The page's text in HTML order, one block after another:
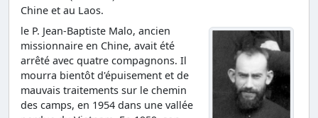
Chine et au Laos.
le P. Jean-Baptiste Malo, ancien
missionnaire en Chine, avait été
arrêté avec quatre compagnons. Il
mourra bientôt d'épuisement et de
mauvais traitements sur le chemin
des camps, en 1954 dans une vallée